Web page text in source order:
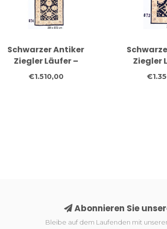
Schwarzer Antiker
Ziegler Läufer –
handgeknüpfter
Wollteppich – 281 x
€1.510,00
Ziegler
Abonnieren Sie
Bleibe auf dem Laufenden mit